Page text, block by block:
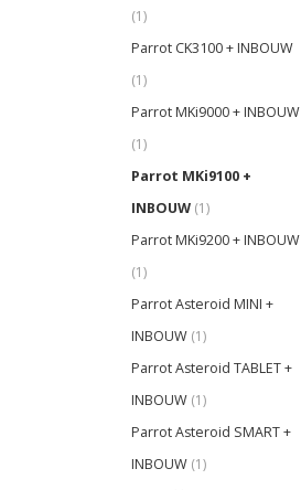
(1)
Parrot CK3100 + INBOUW
(1)
Parrot MKi9000 + INBOUW
(1)
Parrot MKi9100 +
INBOUW (1)
Parrot MKi9200 + INBOUW
(1)
Parrot Asteroid MINI +
INBOUW (1)
Parrot Asteroid TABLET +
INBOUW (1)
Parrot Asteroid SMART +
INBOUW (1)